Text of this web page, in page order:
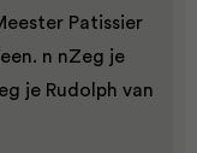
Patissier
n nZeg je
je Rudolph van